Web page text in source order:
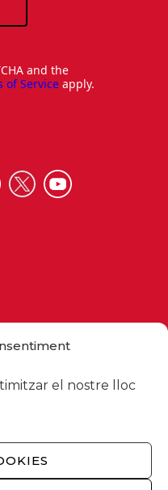
el nostre lloc
and the
of Service apply.
Nacional